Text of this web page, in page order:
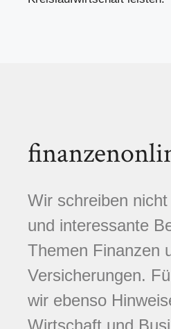
Wir schreiben
und interessante
Themen Finanzen
Versicherungen.
wir ebenso
Wirtschaft und